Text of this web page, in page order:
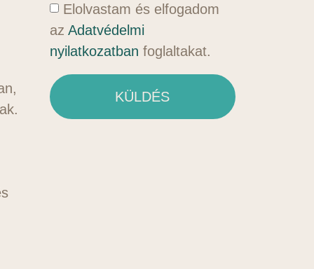
Elolvastam és elfogadom
az Adatvédelmi
nyilatkozatban foglaltakat.
KÜLDÉS